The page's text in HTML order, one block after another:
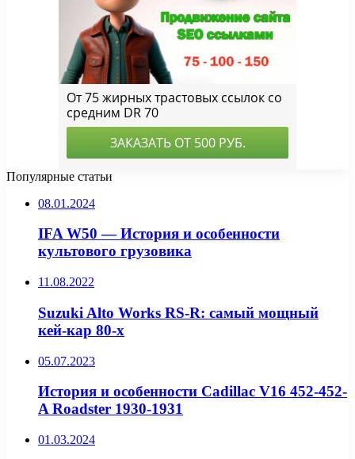
Популярные статьи
08.01.2024
IFA W50 — История и особенности
культового грузовика
11.08.2022
Suzuki Alto Works RS-R: самый мощный
кей-кар 80-х
05.07.2023
История и особенности Cadillac V16 452-452-
A Roadster 1930-1931
01.03.2024